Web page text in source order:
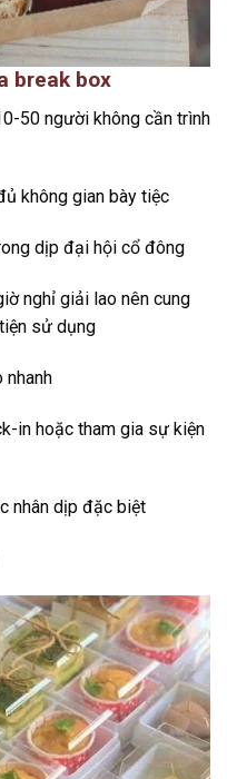
break box
50 người không cần trình
không gian bày tiệc
dịp đại hội cổ đông
nghỉ giải lao nên cung
sử dụng
nhanh
in hoặc tham gia sự kiện
nhân dịp đặc biệt